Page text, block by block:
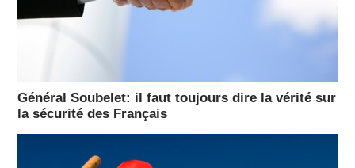
Général Soubelet: il faut toujours dire la vérité sur
la sécurité des Français